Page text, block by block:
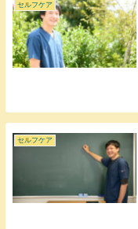
セルフケア
セルフケア